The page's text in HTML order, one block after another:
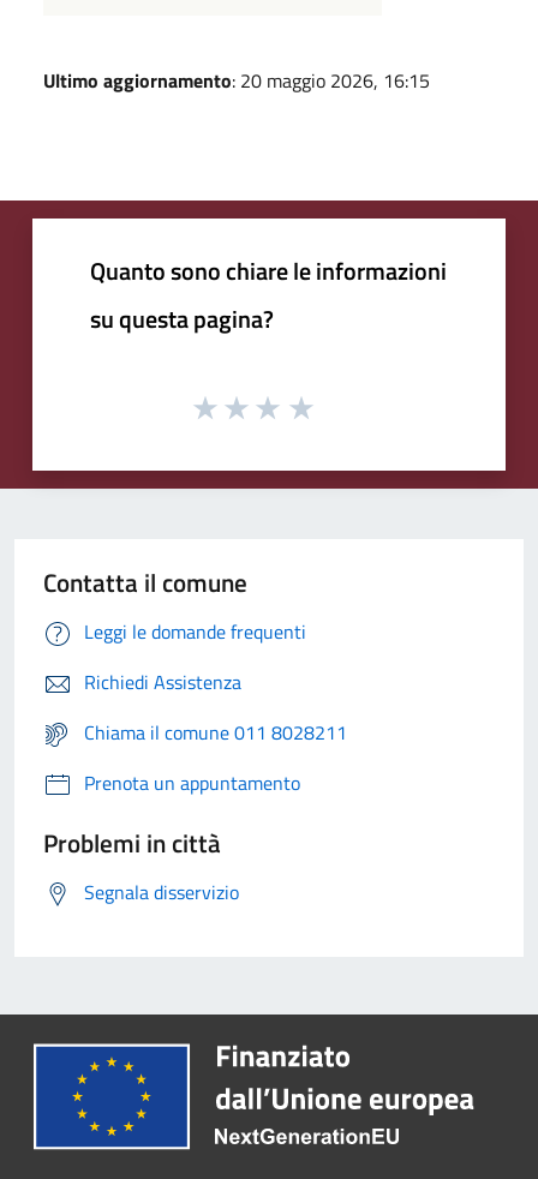
Ultimo aggiornamento: 20 maggio 2026, 16:15
Quanto sono chiare le informazioni
su questa pagina?
Contatta il comune
Leggi le domande frequenti
Richiedi Assistenza
Chiama il comune 011 8028211
Prenota un appuntamento
Problemi in città
Segnala disservizio